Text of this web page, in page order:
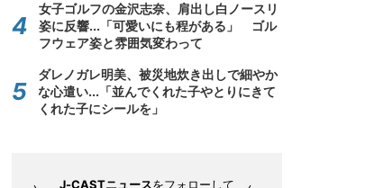
女子ゴルフの金沢志奈、肩出し白ノースリ
姿に反響...「可愛いにも程がある」 ゴル
フウェア姿と雰囲気変わって
ダレノガレ明美、被災地炊き出しで細やか
な心遣い...「並んでくれた子やとりにきて
くれた子にシールを」
J-CASTニュースをフォローして